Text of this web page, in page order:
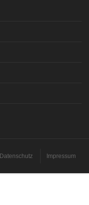
Datenschutz Impressum